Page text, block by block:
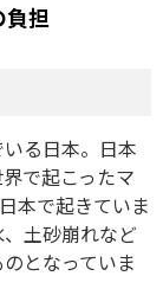
負担
る日本。日本
で起こったマ
本で起きていま
土砂崩れなど
となっていま